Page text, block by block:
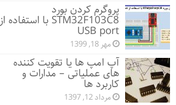
پروگرم کردن بورد
STM32F103C8 با استفاده از
USB port
مهر 18, 1399
آپ امپ ها یا تقویت کننده
های عملیاتی – مدارات و
کاربرد ها
مرداد 12, 1397